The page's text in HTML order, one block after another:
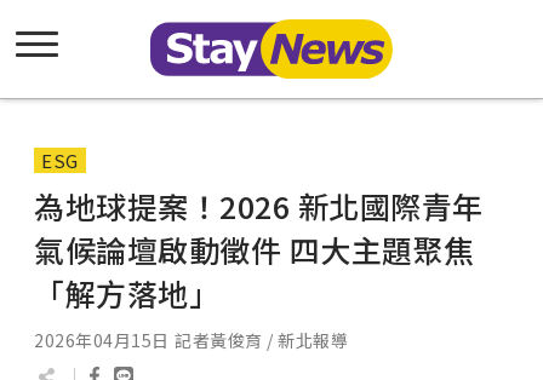
ESG
為地球提案！2026 新北國際青年
氣候論壇啟動徵件 四大主題聚焦
「解方落地」
2026年04月15日 記者黃俊育 / 新北報導